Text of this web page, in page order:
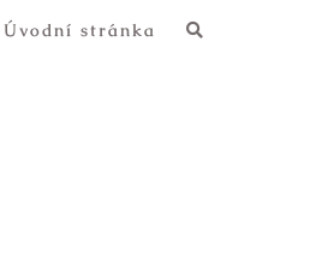
Úvodní stránka